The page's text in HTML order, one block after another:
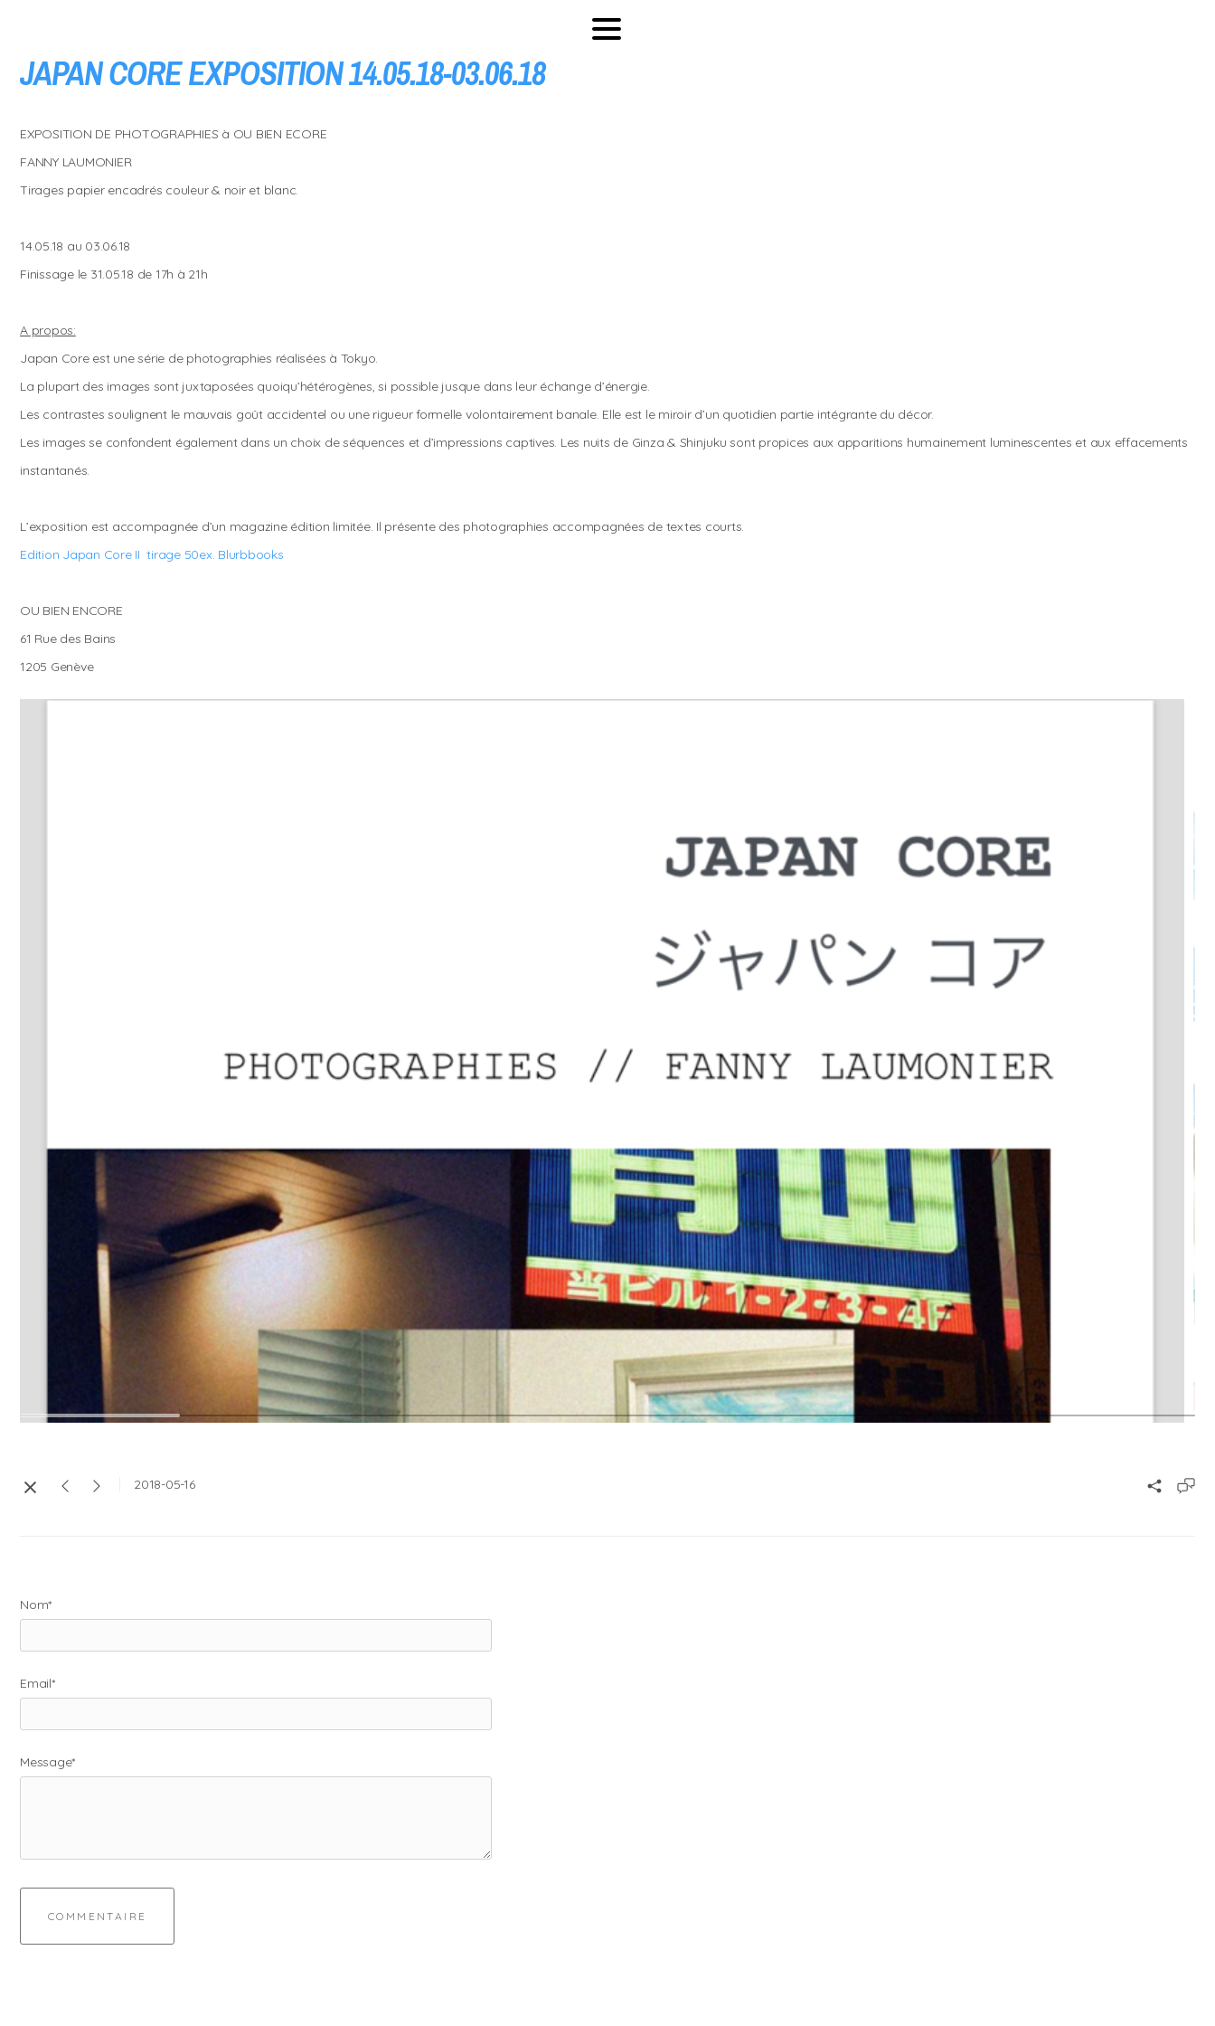
JAPAN CORE EXPOSITION 14.05.18-03.06.18
EXPOSITION DE PHOTOGRAPHIES à OU BIEN ECORE
FANNY LAUMONIER
Tirages papier encadrés couleur & noir et blanc.
14.05.18 au 03.06.18
Finissage le 31.05.18 de 17h à 21h
A propos:
Japan Core est une série de photographies réalisées à Tokyo.
La plupart des images sont juxtaposées quoiqu’hétérogènes, si possible jusque dans leur échange d’énergie.
Les contrastes soulignent le mauvais goût accidentel ou une rigueur formelle volontairement banale. Elle est le miroir d’un quotidien partie intégrante du décor.
Les images se confondent également dans un choix de séquences et d’impressions captives. Les nuits de Ginza & Shinjuku sont propices aux apparitions humainement luminescentes et aux effacements
instantanés.
L’exposition est accompagnée d’un magazine édition limitée. Il présente des photographies accompagnées de textes courts.
Edition Japan Core II tirage 50ex. Blurbbooks
OU BIEN ENCORE
61 Rue des Bains
1205 Genève
2018-05-16
Nom*
Email*
Message*
COMMENTAIRE